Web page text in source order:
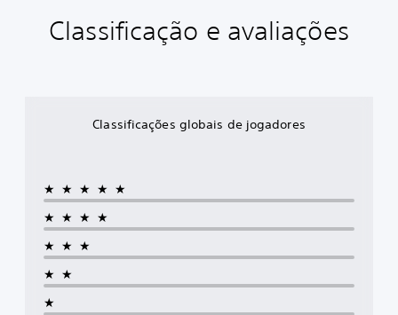
Classificação e avaliações
Classificações globais de jogadores
★★★★★
★★★★
★★★
★★
★